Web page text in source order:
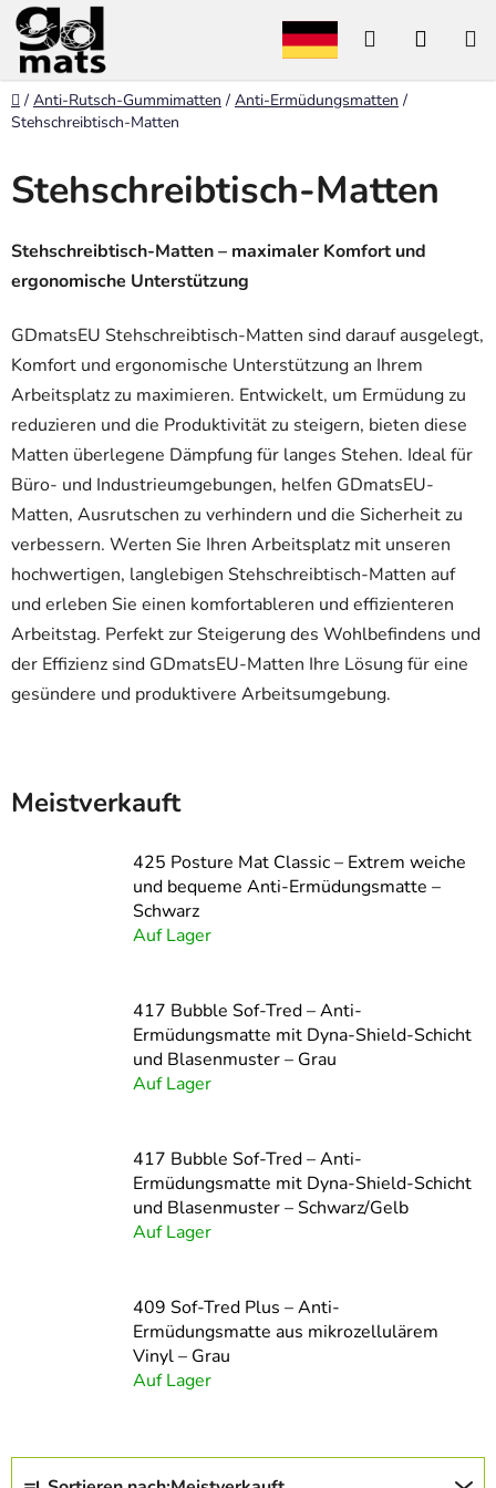
Zum
Inhalt
springen
Suchen
Startseite
/ Anti-Rutsch-Gummimatten / Anti-Ermüdungsmatten /
Stehschreibtisch-Matten
Stehschreibtisch-Matten
Stehschreibtisch-Matten – maximaler Komfort und
ergonomische Unterstützung
GDmatsEU Stehschreibtisch-Matten sind darauf ausgelegt,
Komfort und ergonomische Unterstützung an Ihrem
Arbeitsplatz zu maximieren. Entwickelt, um Ermüdung zu
reduzieren und die Produktivität zu steigern, bieten diese
Matten überlegene Dämpfung für langes Stehen. Ideal für
Büro- und Industrieumgebungen, helfen GDmatsEU-
Matten, Ausrutschen zu verhindern und die Sicherheit zu
verbessern. Werten Sie Ihren Arbeitsplatz mit unseren
hochwertigen, langlebigen Stehschreibtisch-Matten auf
und erleben Sie einen komfortableren und effizienteren
Arbeitstag. Perfekt zur Steigerung des Wohlbefindens und
der Effizienz sind GDmatsEU-Matten Ihre Lösung für eine
gesündere und produktivere Arbeitsumgebung.
Meistverkauft
425 Posture Mat Classic – Extrem weiche
und bequeme Anti-Ermüdungsmatte –
Schwarz
Auf Lager
417 Bubble Sof-Tred – Anti-
Ermüdungsmatte mit Dyna-Shield-Schicht
und Blasenmuster – Grau
Auf Lager
417 Bubble Sof-Tred – Anti-
Ermüdungsmatte mit Dyna-Shield-Schicht
und Blasenmuster – Schwarz/Gelb
Auf Lager
409 Sof-Tred Plus – Anti-
Ermüdungsmatte aus mikrozellulärem
Vinyl – Grau
Auf Lager
P